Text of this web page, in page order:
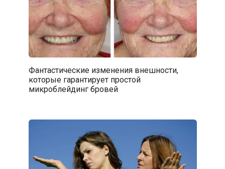
Фантастические изменения внешности,
которые гарантирует простой
микроблейдинг бровей